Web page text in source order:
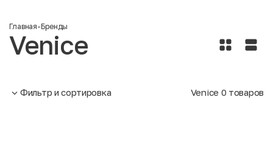
Главная-Бренды
Venice
Фильтр и сортировка Venice 0 товаров